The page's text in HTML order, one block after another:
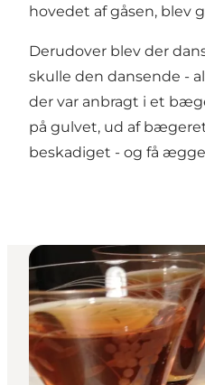
hovedet af gåsen, blev
Derudover blev der
skulle den dansende -
der var anbragt i et
på gulvet, ud af
beskadiget - og få